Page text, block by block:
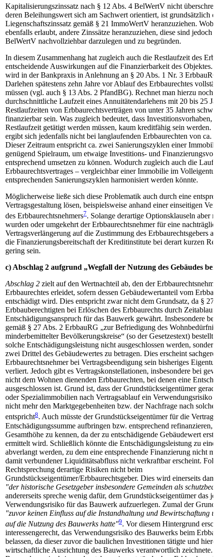
Kapitalisierungszinssatz nach § 12 Abs. 4 BelWertV nicht
deren Beleihungswert sich am Sachwert orientiert, ist grundsätzlich
Liegenschaftszinssatz gemäß § 21 ImmoWertV heranzuziehen.
ebenfalls erlaubt, andere Zinssätze heranzuziehen, diese sind jedoch
BelWertV nachvollziehbar darzulegen und zu begründen.
In diesem Zusammenhang hat zugleich auch die Restlaufzeit des
entscheidende Auswirkungen auf die Finanzierbarkeit des Objektes.
wird in der Bankpraxis in Anlehnung an § 20 Abs. 1 Nr. 3
Darlehen spätestens zehn Jahre vor Ablauf des Erbbaurechtes
müssen (vgl. auch § 13 Abs. 2 PfandBG). Rechnet man hierzu noch
durchschnittliche Laufzeit eines Annuitätendarlehens mit 20 bis 25
Restlaufzeiten von Erbbaurechtsverträgen von unter 35 Jahren
finanzierbar sein. Was zugleich bedeutet, dass Investitionsvorhaben,
Restlaufzeit getätigt werden müssen, kaum kreditfähig sein werden.
ergibt sich jedenfalls nicht bei langlaufenden Erbbaurechten von ca.
Dieser Zeitraum entspricht ca. zwei Sanierungszyklen einer
genügend Spielraum, um etwaige Investitions- und
entsprechend umsetzen zu können. Wodurch zugleich auch die
Erbbaurechtsvertrages – vergleichbar einer Immobilie im
entsprechenden Sanierungszyklen harmonisiert werden könnte.
Möglicherweise ließe sich diese Problematik auch durch eine
Vertragsgestaltung lösen, beispielsweise anhand einer einseitigen
des Erbbaurechtsnehmers7. Solange derartige Optionsklauseln aber
wurden oder umgekehrt der Erbbaurechtsnehmer für eine
Vertragsverlängerung auf die Zustimmung des Erbbaurechtsgebers
die Finanzierungsbereitschaft der Kreditinstitute bei derart kurzen
gering sein.
c) Abschlag 2 aufgrund „Wegfall der Nutzung des Gebäudes
Abschlag 2 zielt auf den Wertnachteil ab, den der
Erbbaurechtes erleidet, sofern dessen Gebäudewertanteil vom
entschädigt wird. Dies entspricht zwar nicht dem Grundsatz, da § 27
Erbbauberechtigten bei Erlöschen des Erbbaurechts durch Zeitablauf
Entschädigungsanspruch für das Bauwerk gewährt. Insbesondere
gemäß § 27 Abs. 2 ErbbauRG „zur Befriedigung des
minderbemittelter Bevölkerungskreise“ (so der Gesetzestext) bestellt
solche Entschädigungsleistung nicht ausgeschlossen werden,
zwei Drittel des Gebäudewertes zu betragen. Dies erscheint
Erbbaurechtsnehmer bei Vertragsbeendigung sein bisheriges
verliert. Jedoch gibt es Vertragskonstellationen, insbesondere bei
nicht dem Wohnen dienenden Erbbaurechten, bei denen eine
ausgeschlossen ist. Grund ist, dass der Grundstückseigentümer
oder Spezialimmobilien nach Vertragsablauf ein Verwendungsrisiko
nicht mehr den Marktgegebenheiten bzw. der Nachfrage nach
entspricht8. Auch müsste der Grundstückseigentümer für die
Entschädigungssumme aufbringen bzw. entsprechend refinanzieren,
Gesamthöhe zu kennen, da der zu entschädigende Gebäudewert erst
ermittelt wird. Schließlich könnte die Entschädigungsleistung zu
abverlangt werden, zu dem eine entsprechende Finanzierung nicht
damit verbundener Liquiditätsabfluss nicht verkraftbar erscheint.
Rechtsprechung derartige Risiken nicht beim
Grundstückseigentümer/Erbbaurechtsgeber. Dies wird einerseits
"der historische Gesetzgeber insbesondere Gemeinden als
andererseits spreche wenig dafür, dem Grundstückseigentümer das
Verwendungsrisiko für das Bauwerk aufzuerlegen. Zumal der
"zuvor keinen Einfluss auf die Instandhaltung und Bewirtschaftung
auf die Nutzung des Bauwerks hatte"9. Vor diesem Hintergrund
interessengerecht, das Verwendungsrisiko des Bauwerks beim
belassen, da dieser zuvor die baulichen Investitionen tätigte und
wirtschaftliche Ausrichtung des Bauwerks verantwortlich zeichnete.